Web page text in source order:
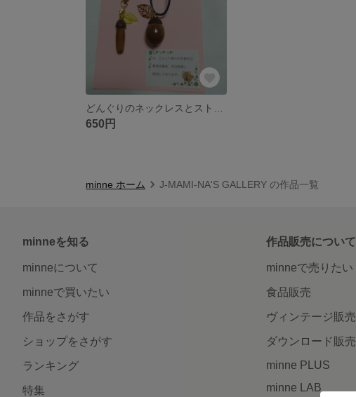
650円
minne ホーム J-MAMI-NA'S GALLERY の作品一覧
minneを知る
minneについて
minneで買いたい
作品をさがす
ショップをさがす
ランキング
特集
作品販売について
minneで売りたい
食品販売
ヴィンテージ販売
ダウンロード販売
minne PLUS
minne LAB